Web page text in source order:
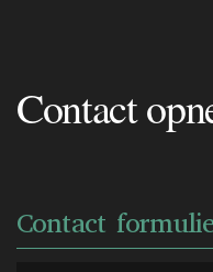
Contact
Contact